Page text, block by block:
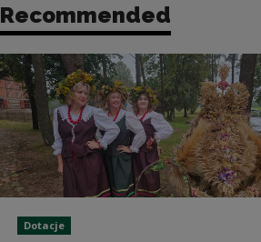
Recommended
Dotacje